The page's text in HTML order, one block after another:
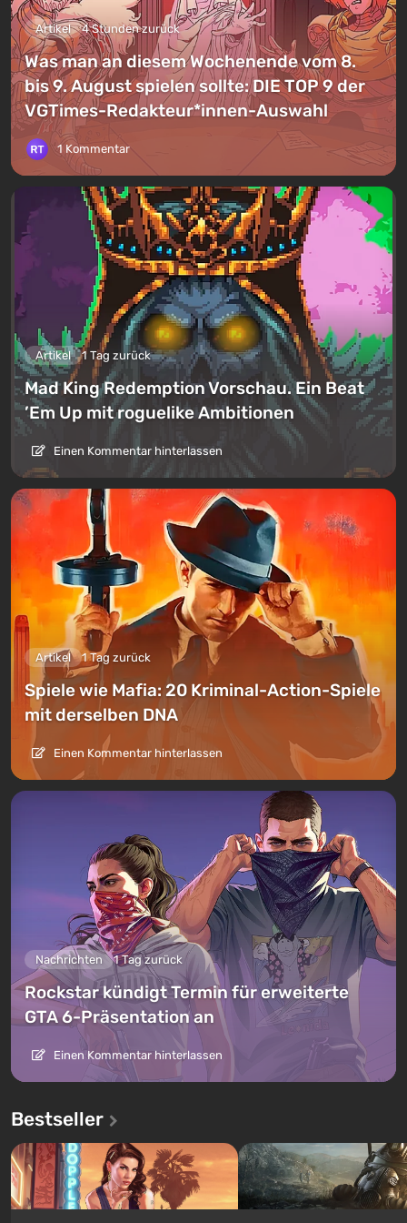
Artikel 4 Stunden zurück
Was man an diesem Wochenende vom 8.
bis 9. August spielen sollte: DIE TOP 9 der
VGTimes-Redakteur*innen-Auswahl
1 Kommentar
Artikel 1 Tag zurück
Mad King Redemption Vorschau. Ein Beat
’Em Up mit roguelike Ambitionen
Einen Kommentar hinterlassen
Artikel 1 Tag zurück
Spiele wie Mafia: 20 Kriminal-Action-Spiele
mit derselben DNA
Einen Kommentar hinterlassen
Nachrichten 1 Tag zurück
Rockstar kündigt Termin für erweiterte
GTA 6-Präsentation an
Einen Kommentar hinterlassen
Bestseller